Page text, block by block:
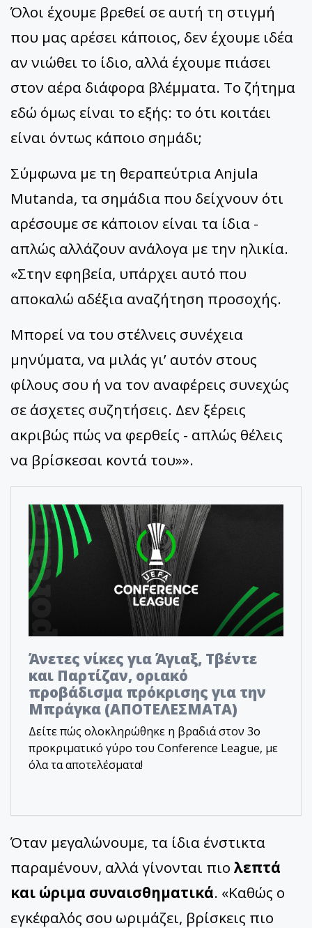
Όλοι έχουμε βρεθεί σε αυτή τη στιγμή
που μας αρέσει κάποιος, δεν έχουμε ιδέα
αν νιώθει το ίδιο, αλλά έχουμε πιάσει
στον αέρα διάφορα βλέμματα. Το ζήτημα
εδώ όμως είναι το εξής: το ότι κοιτάει
είναι όντως κάποιο σημάδι;
Σύμφωνα με τη θεραπεύτρια Anjula
Mutanda, τα σημάδια που δείχνουν ότι
αρέσουμε σε κάποιον είναι τα ίδια -
απλώς αλλάζουν ανάλογα με την ηλικία.
«Στην εφηβεία, υπάρχει αυτό που
αποκαλώ αδέξια αναζήτηση προσοχής.
Μπορεί να του στέλνεις συνέχεια
μηνύματα, να μιλάς γι’ αυτόν στους
φίλους σου ή να τον αναφέρεις συνεχώς
σε άσχετες συζητήσεις. Δεν ξέρεις
ακριβώς πώς να φερθείς - απλώς θέλεις
να βρίσκεσαι κοντά του»».
Άνετες νίκες για Άγιαξ, Τβέντε
και Παρτίζαν, οριακό
προβάδισμα πρόκρισης για την
Μπράγκα (ΑΠΟΤΕΛΕΣΜΑΤΑ)
Δείτε πώς ολοκληρώθηκε η βραδιά στον 3ο
προκριματικό γύρο του Conference League, με
όλα τα αποτελέσματα!
Όταν μεγαλώνουμε, τα ίδια ένστικτα
παραμένουν, αλλά γίνονται πιο λεπτά
και ώριμα συναισθηματικά. «Καθώς ο
εγκέφαλός σου ωριμάζει, βρίσκεις πιο